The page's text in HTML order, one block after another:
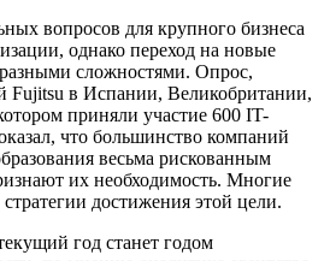
вопросов для крупного бизнеса
однако переход на новые
сложностями. Опрос,
Fujitsu в Испании, Великобритании,
приняли участие 600 IT-
что большинство компаний
весьма рискованным
их необходимость. Многие
достижения этой цели.
год станет годом